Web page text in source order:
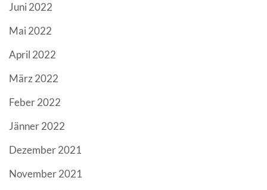
Juni 2022
Mai 2022
April 2022
März 2022
Feber 2022
Jänner 2022
Dezember 2021
November 2021